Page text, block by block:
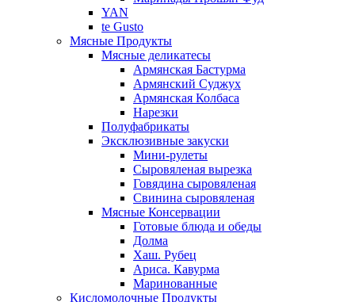
YAN
te Gusto
Мясные Продукты
Мясные деликатесы
Армянская Бастурма
Армянский Суджух
Армянская Колбаса
Нарезки
Полуфабрикаты
Эксклюзивные закуски
Мини-рулеты
Сыровяленая вырезка
Говядина сыровяленая
Свинина сыровяленая
Мясные Консервации
Готовые блюда и обеды
Долма
Хаш. Рубец
Ариса. Кавурма
Маринованные
Кисломолочные Продукты